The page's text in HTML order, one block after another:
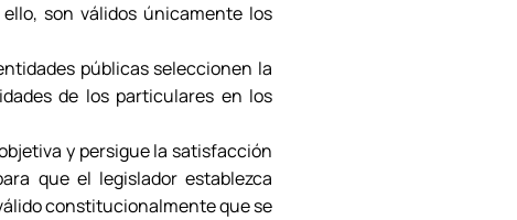
son válidos únicamente los
públicas seleccionen la
de los particulares en los
y persigue la satisfacción
que el legislador establezca
constitucionalmente que se